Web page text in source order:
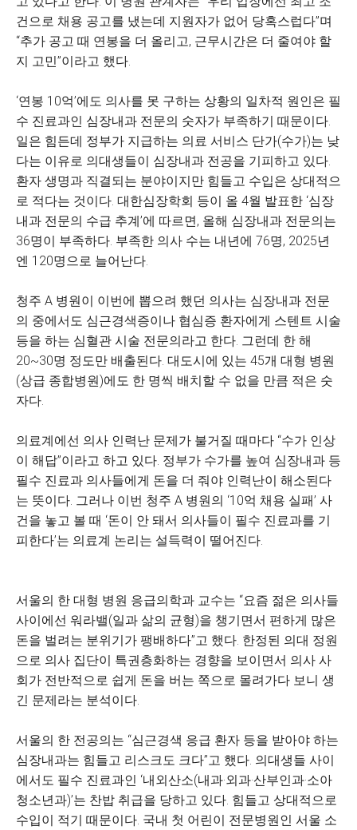
건으로 채용 공고를 냈는데 지원자가 없어 당혹스럽다”며
“추가 공고 때 연봉을 더 올리고, 근무시간은 더 줄여야 할
지 고민”이라고 했다.
‘연봉 10억’에도 의사를 못 구하는 상황의 일차적 원인은 필
수 진료과인 심장내과 전문의 숫자가 부족하기 때문이다.
일은 힘든데 정부가 지급하는 의료 서비스 단가(수가)는 낮
다는 이유로 의대생들이 심장내과 전공을 기피하고 있다.
환자 생명과 직결되는 분야이지만 힘들고 수입은 상대적으
로 적다는 것이다. 대한심장학회 등이 올 4월 발표한 ‘심장
내과 전문의 수급 추계’에 따르면, 올해 심장내과 전문의는
36명이 부족하다. 부족한 의사 수는 내년에 76명, 2025년
엔 120명으로 늘어난다.
청주 A 병원이 이번에 뽑으려 했던 의사는 심장내과 전문
의 중에서도 심근경색증이나 협심증 환자에게 스텐트 시술
등을 하는 심혈관 시술 전문의라고 한다. 그런데 한 해
20~30명 정도만 배출된다. 대도시에 있는 45개 대형 병원
(상급 종합병원)에도 한 명씩 배치할 수 없을 만큼 적은 숫
자다.
의료계에선 의사 인력난 문제가 불거질 때마다 “수가 인상
이 해답”이라고 하고 있다. 정부가 수가를 높여 심장내과 등
필수 진료과 의사들에게 돈을 더 줘야 인력난이 해소된다
는 뜻이다. 그러나 이번 청주 A 병원의 ‘10억 채용 실패’ 사
건을 놓고 볼 때 ‘돈이 안 돼서 의사들이 필수 진료과를 기
피한다’는 의료계 논리는 설득력이 떨어진다.
서울의 한 대형 병원 응급의학과 교수는 “요즘 젊은 의사들
사이에선 워라밸(일과 삶의 균형)을 챙기면서 편하게 많은
돈을 벌려는 분위기가 팽배하다”고 했다. 한정된 의대 정원
으로 의사 집단이 특권층화하는 경향을 보이면서 의사 사
회가 전반적으로 쉽게 돈을 버는 쪽으로 몰려가다 보니 생
긴 문제라는 분석이다.
서울의 한 전공의는 “심근경색 응급 환자 등을 받아야 하는
심장내과는 힘들고 리스크도 크다”고 했다. 의대생들 사이
에서도 필수 진료과인 ‘내외산소(내과·외과·산부인과·소아
청소년과)’는 찬밥 취급을 당하고 있다. 힘들고 상대적으로
수입이 적기 때문이다. 국내 첫 어린이 전문병원인 서울 소